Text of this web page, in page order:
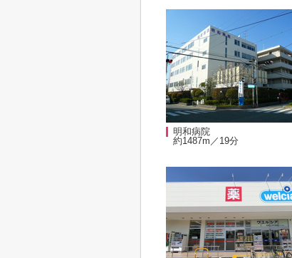
明和病院
約1487m／19分